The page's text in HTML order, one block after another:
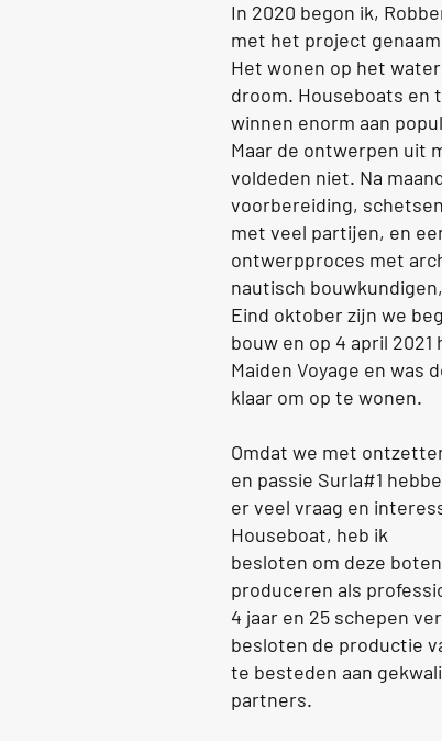
In 2020 begon ik,
met het project
Het wonen op het
droom. Houseboats en
winnen enorm aan
Maar de ontwerpen uit
voldeden niet. Na
voorbereiding,
met veel partijen, en
ontwerpproces met
nautisch
Eind oktober zijn we
bouw en op 4 april 2021
Maiden Voyage en was
klaar om op te wonen.
Omdat we met
en passie Surla#1
er veel vraag en
Houseboat, heb ik
besloten om deze
produceren als
4 jaar en 25 schepen
besloten de productie
te besteden aan
partners.